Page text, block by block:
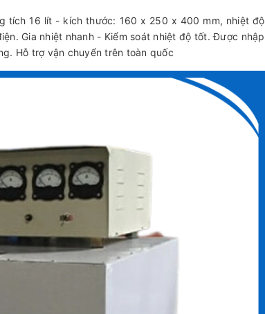
tích 16 lít - kích thước: 160 x 250 x 400 mm, nhiệt độ
Gia nhiệt nhanh - Kiểm soát nhiệt độ tốt. Được nhập
Hỗ trợ vận chuyển trên toàn quốc